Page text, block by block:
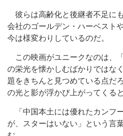
彼らは高齢化と後継者不足に
会社のゴールデン・ハーベスト
今は様変わりしているのだ。
この映画がユニークなのは、
の栄光を懐かしむばかりではな
題をきちんと見つめている点だ
の光と影が浮かび上がってくる
「中国本土には優れたカンフ
が、スターはいない」という言